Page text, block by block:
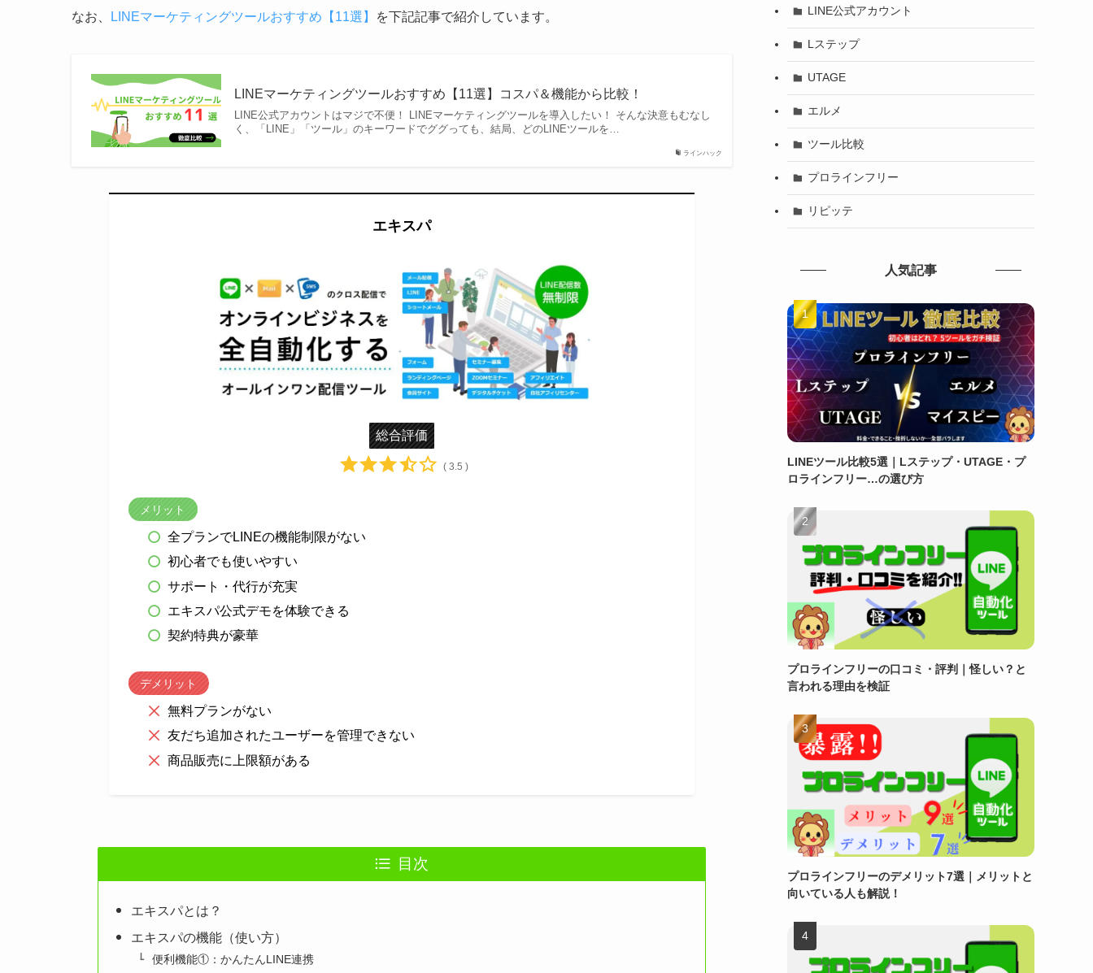
なお、 LINEマーケティングツールおすすめ【11選】 を下記記事で紹介しています。
ラインハック
LINEマーケティングツールおすすめ【11選】コスパ＆機能から比較！
LINE公式アカウントはマジで不便！ LINEマーケティングツールを導入したい！ そんな決意もむなし
く、「LINE」「ツール」のキーワードでググっても、結局、どのLINEツールを…
エキスパ
総合評価
( 3.5 )
メリット
全プランでLINEの機能制限がない
初心者でも使いやすい
サポート・代行が充実
エキスパ公式デモを体験できる
契約特典が豪華
デメリット
無料プランがない
友だち追加されたユーザーを管理できない
商品販売に上限額がある
目次
エキスパとは？
エキスパの機能（使い方）
便利機能①：かんたんLINE連携
LINE公式アカウント
Lステップ
UTAGE
エルメ
ツール比較
プロラインフリー
リピッテ
人気記事
LINEツール比較5選｜Lステップ・UTAGE・プ
ロラインフリー…の選び方
プロラインフリーの口コミ・評判｜怪しい？と
言われる理由を検証
プロラインフリーのデメリット7選｜メリットと
向いている人も解説！